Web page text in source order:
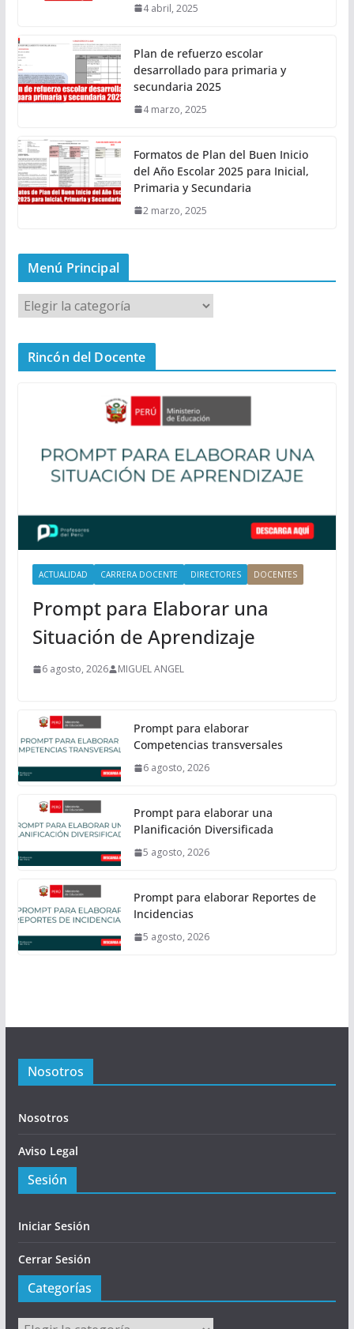
4 abril, 2025
Plan de refuerzo escolar
desarrollado para primaria y
secundaria 2025
4 marzo, 2025
Formatos de Plan del Buen Inicio
del Año Escolar 2025 para Inicial,
Primaria y Secundaria
2 marzo, 2025
Menú Principal
M
e
n
a
Rincón del Docente
ACTUALIDAD CARRERA DOCENTE DIRECTORES DOCENTES
Prompt para Elaborar una
Situación de Aprendizaje
6 agosto, 2026 MIGUEL ANGEL
Prompt para elaborar
Competencias transversales
6 agosto, 2026
Prompt para elaborar una
Planificación Diversificada
5 agosto, 2026
Prompt para elaborar Reportes de
Incidencias
5 agosto, 2026
Nosotros
Nosotros
Aviso Legal
Sesión
Iniciar Sesión
Cerrar Sesión
Categorías